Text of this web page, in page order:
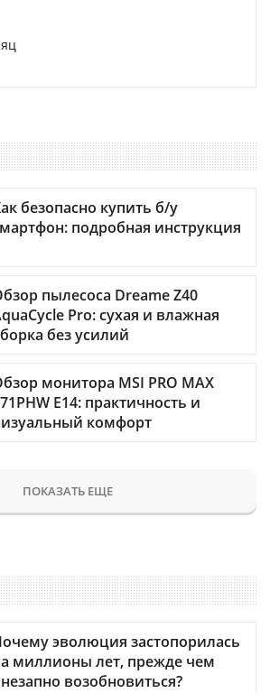
безопасно купить б/у
подробная инструкция
пылесоса Dreame Z40
Pro: сухая и влажная
без усилий
монитора MSI PRO MAX
E14: практичность и
комфорт
ПОКАЗАТЬ ЕЩЕ
эволюция застопорилась
миллионы лет, прежде чем
возобновиться?